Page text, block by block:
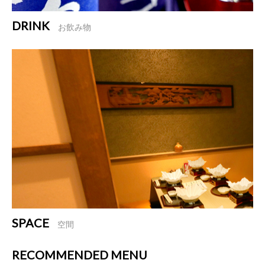
DRINK お飲み物
SPACE 空間
RECOMMENDED MENU